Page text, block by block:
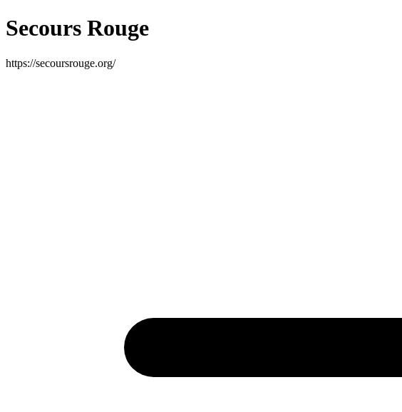
Secours Rouge
https://secoursrouge.org/